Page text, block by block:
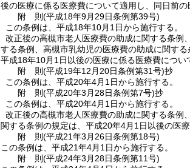
後の医療に係る医療費について適用し、同日前
附 則(平成18年9月29日条例第39号)
この条例は、平成18年10月1日から施行する。
改正後の高槻市老人医療費の助成に関する条例
する条例、高槻市乳幼児の医療費の助成に関す
平成18年10月1日以後の医療に係る医療費につい
附 則(平成19年12月20日条例第31号)抄
この条例は、平成20年4月1日から施行する。
附 則(平成20年3月28日条例第7号)抄
この条例は、平成20年4月1日から施行する。
改正後の高槻市老人医療費の助成に関する条例
関する条例の規定は、平成20年4月1日以後の医
附 則(平成21年3月26日条例第18号)
この条例は、平成21年4月1日から施行する。
附 則(平成24年3月28日条例第11号)